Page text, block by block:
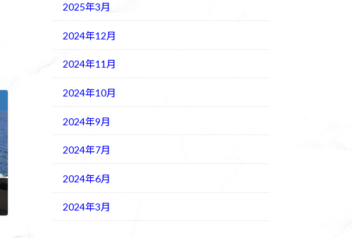
2025年3月
2024年12月
2024年11月
2024年10月
2024年9月
2024年7月
2024年6月
2024年3月